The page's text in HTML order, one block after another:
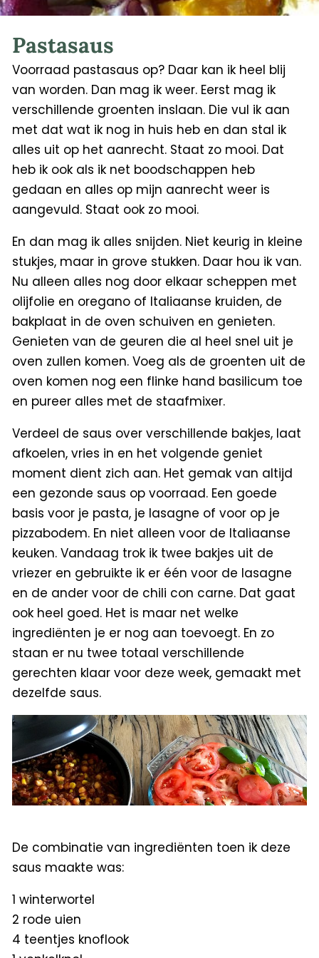
Pastasaus
Voorraad pastasaus op? Daar kan ik heel blij
van worden. Dan mag ik weer. Eerst mag ik
verschillende groenten inslaan. Die vul ik aan
met dat wat ik nog in huis heb en dan stal ik
alles uit op het aanrecht. Staat zo mooi. Dat
heb ik ook als ik net boodschappen heb
gedaan en alles op mijn aanrecht weer is
aangevuld. Staat ook zo mooi.
En dan mag ik alles snijden. Niet keurig in kleine
stukjes, maar in grove stukken. Daar hou ik van.
Nu alleen alles nog door elkaar scheppen met
olijfolie en oregano of Italiaanse kruiden, de
bakplaat in de oven schuiven en genieten.
Genieten van de geuren die al heel snel uit je
oven zullen komen. Voeg als de groenten uit de
oven komen nog een flinke hand basilicum toe
en pureer alles met de staafmixer.
Verdeel de saus over verschillende bakjes, laat
afkoelen, vries in en het volgende geniet
moment dient zich aan. Het gemak van altijd
een gezonde saus op voorraad. Een goede
basis voor je pasta, je lasagne of voor op je
pizzabodem. En niet alleen voor de Italiaanse
keuken. Vandaag trok ik twee bakjes uit de
vriezer en gebruikte ik er één voor de lasagne
en de ander voor de chili con carne. Dat gaat
ook heel goed. Het is maar net welke
ingrediënten je er nog aan toevoegt. En zo
staan er nu twee totaal verschillende
gerechten klaar voor deze week, gemaakt met
dezelfde saus.
De combinatie van ingrediënten toen ik deze
saus maakte was:
1 winterwortel
2 rode uien
4 teentjes knoflook